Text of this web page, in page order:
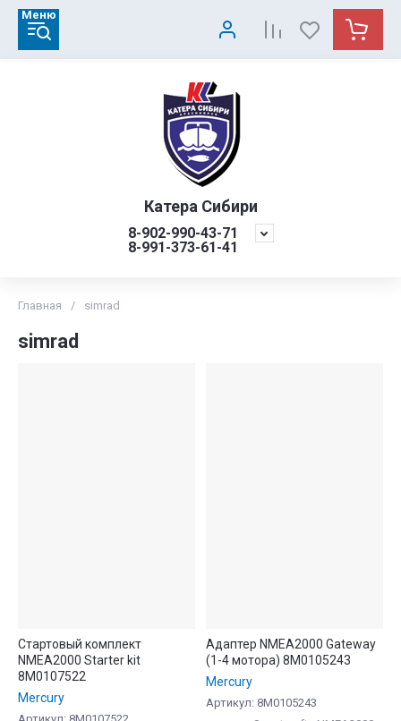
Катера Сибири
8-902-990-43-71
8-991-373-61-41
Меню
Главная / simrad
simrad
Стартовый комплект
NMEA2000 Starter kit
8M0107522
Mercury
Адаптер NMEA2000 Gateway
(1-4 мотора) 8M0105243
Mercury
Артикул: 8M0105243